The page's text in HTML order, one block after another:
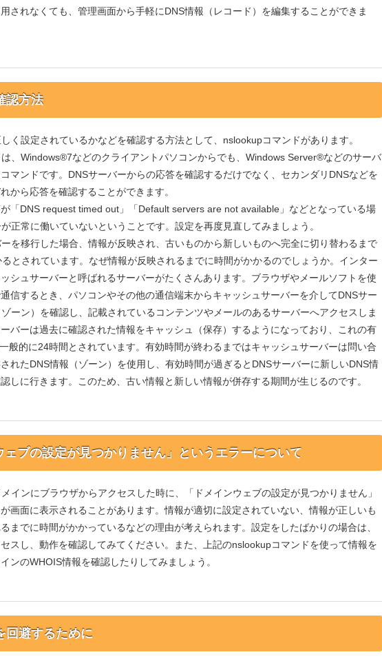
されなくても、管理画面から手軽にDNS情報（レコード）を編集することができま
認方法
く設定されているかなどを確認する方法として、nslookupコマンドがあります。
、Windows®7などのクライアントパソコンからでも、Windows Server®などのサーバ
マンドです。DNSサーバーからの応答を確認するだけでなく、セカンダリDNSなどを
から応答を確認することができます。
「DNS request timed out」「Default servers are not available」などとなっている場
正常に働いていないということです。設定を再度見直してみましょう。
を移行した場合、情報が反映され、古いものから新しいものへ完全に切り替わるまで
とされています。なぜ情報が反映されるまでに時間がかかるのでしょうか。インター
シュサーバーと呼ばれるサーバーがたくさんあります。ブラウザやメールソフトを使
信するとき、パソコンやその他の通信端末からキャッシュサーバーを介してDNSサー
ーン）を確認し、記載されているコンテンツやメールのあるサーバーへアクセスしま
バーは過去に確認された情報をキャッシュ（保存）するようになっており、これの有
般的に24時間とされています。有効時間が終わるまではキャッシュサーバーは問い合
れたDNS情報（ゾーン）を使用し、有効時間が過ぎるとDNSサーバーに新しいDNS情
しに行きます。このため、古い情報と新しい情報が併存する期間が生じるのです。
ェブの設定が見つかりません」というエラーについて
インにブラウザからアクセスした時に、「ドメインウェブの設定が見つかりません」
画面に表示されることがあります。情報が適切に設定されていない、情報が正しいも
までに時間がかかっているなどの理由が考えられます。設定をしたばかりの場合は、
スし、動作を確認してみてください。また、上記のnslookupコマンドを使って情報を
ンのWHOIS情報を確認したりしてみましょう。
回避するために